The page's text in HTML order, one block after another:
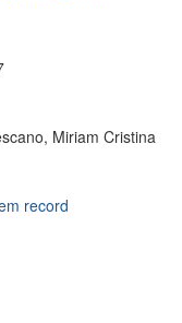
Miriam Cristina
record